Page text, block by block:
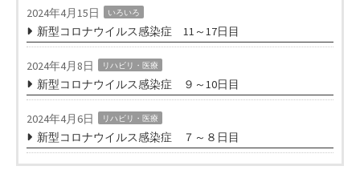
2024年4月15日 いろいろ
新型コロナウイルス感染症 11～17日目
2024年4月8日 リハビリ・医療
新型コロナウイルス感染症 ９～10日目
2024年4月6日 リハビリ・医療
新型コロナウイルス感染症 ７～８日目